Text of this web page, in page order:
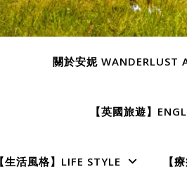
關於安妮 WANDERLUST
【英國旅遊】
【生活風格】LIFE STYLE 【